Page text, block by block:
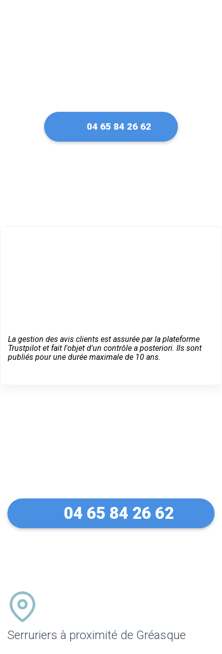
04 65 84 26 62
La gestion des avis clients est assurée par la plateforme
Trustpilot et fait l'objet d'un contrôle a posteriori. Ils sont
publiés pour une durée maximale de 10 ans.
04 65 84 26 62
Serruriers à proximité de Gréasque